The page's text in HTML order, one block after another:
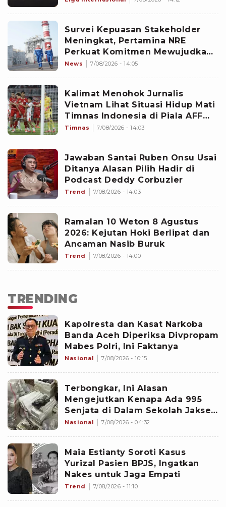
Survei Kepuasan Stakeholder
Meningkat, Pertamina NRE
Perkuat Komitmen Mewujudkan
Transisi Energi Berkelanjutan
News 7/08/2026 - 14:05
Kalimat Menohok Jurnalis
Vietnam Lihat Situasi Hidup Mati
Timnas Indonesia di Piala AFF
2026: Sulit tapi Garuda Bisa
Timnas 7/08/2026 - 14:03
Jawaban Santai Ruben Onsu Usai
Ditanya Alasan Pilih Hadir di
Podcast Deddy Corbuzier
Trend 7/08/2026 - 14:03
Ramalan 10 Weton 8 Agustus
2026: Kejutan Hoki Berlipat dan
Ancaman Nasib Buruk
Trend 7/08/2026 - 14:00
TRENDING
Kapolresta dan Kasat Narkoba
Banda Aceh Diperiksa Divpropam
Mabes Polri, Ini Faktanya
Nasional 7/08/2026 - 10:15
Terbongkar, Ini Alasan
Mengejutkan Kenapa Ada 995
Senjata di Dalam Sekolah Jaksel
Sejak 2020
Nasional 7/08/2026 - 04:32
Maia Estianty Soroti Kasus
Yurizal Pasien BPJS, Ingatkan
Nakes untuk Jaga Empati
Trend 7/08/2026 - 11:10